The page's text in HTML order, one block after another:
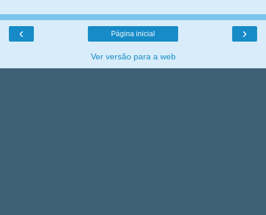
‹ ›
Página inicial
Ver versão para a web